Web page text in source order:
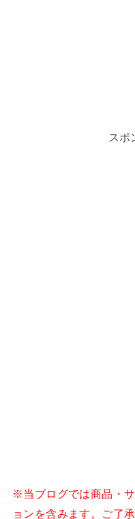
スポ
※当ブログでは商品・
ョンを含みます。ご了承